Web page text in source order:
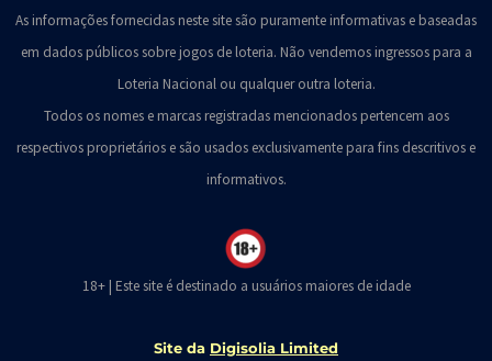
As informações fornecidas neste site são puramente informativas e baseadas
em dados públicos sobre jogos de loteria. Não vendemos ingressos para a
Loteria Nacional ou qualquer outra loteria.
Todos os nomes e marcas registradas mencionados pertencem aos
respectivos proprietários e são usados exclusivamente para fins descritivos e
informativos.
18+ | Este site é destinado a usuários maiores de idade
Site da Digisolia Limited